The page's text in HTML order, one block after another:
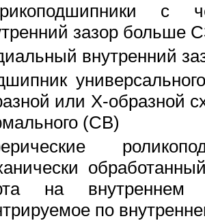
с
зазор больше
внутренний
или Х-образной
(CB)
на внутреннем
по